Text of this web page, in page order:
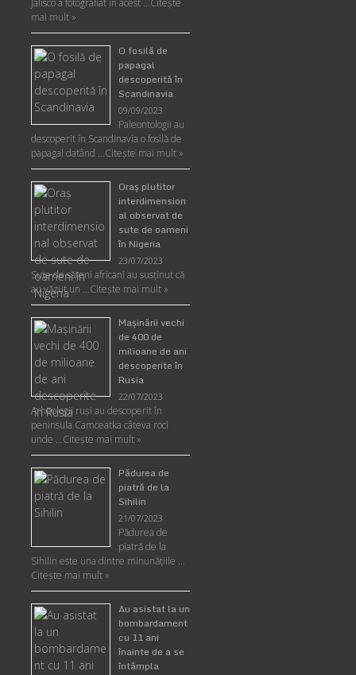
Jalisco a fotografiat în acest …Citește
mai mult »
O fosilă de
papagal
descoperită în
Scandinavia
09/09/2023
Paleontologii au
descoperit în Scandinavia o fosilă de
papagal datând …Citește mai mult »
Oraş plutitor
interdimension
al observat de
sute de oameni
în Nigeria
23/07/2023
Sute de săteni africani au susținut că
au văzut un …Citește mai mult »
Maşinării vechi
de 400 de
milioane de ani
descoperite în
Rusia
22/07/2023
Arheologii ruşi au descoperit în
peninsula Camceatka câteva roci
unde …Citește mai mult »
Pădurea de
piatră de la
Sihilin
21/07/2023
Pădurea de
piatră de la
Sihilin este una dintre minunăţiile …
Citește mai mult »
Au asistat la un
bombardament
cu 11 ani
înainte de a se
întâmpla